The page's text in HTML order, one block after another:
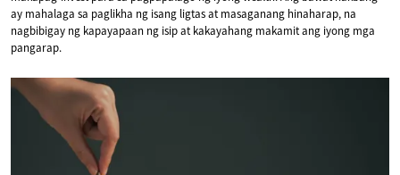
ay mahalaga sa paglikha ng isang ligtas at masaganang hinaharap, na
nagbibigay ng kapayapaan ng isip at kakayahang makamit ang iyong mga
pangarap.